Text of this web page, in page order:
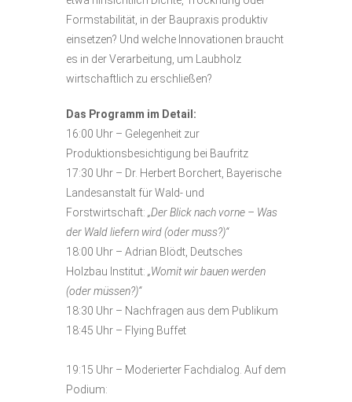
Formstabilität, in der Baupraxis produktiv
einsetzen? Und welche Innovationen braucht
es in der Verarbeitung, um Laubholz
wirtschaftlich zu erschließen?
Das Programm im Detail:
16:00 Uhr – Gelegenheit zur
Produktionsbesichtigung bei Baufritz
17:30 Uhr – Dr. Herbert Borchert, Bayerische
Landesanstalt für Wald- und
Forstwirtschaft: „Der Blick nach vorne – Was
der Wald liefern wird (oder muss?)“
18:00 Uhr – Adrian Blödt, Deutsches
Holzbau Institut: „Womit wir bauen werden
(oder müssen?)“
18:30 Uhr – Nachfragen aus dem Publikum
18:45 Uhr – Flying Buffet
19:15 Uhr – Moderierter Fachdialog. Auf dem
Podium: